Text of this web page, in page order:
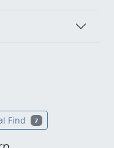
Find 7